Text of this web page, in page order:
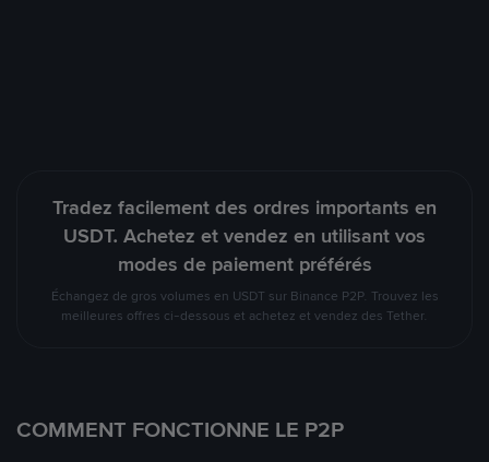
Tradez facilement des ordres importants en
USDT. Achetez et vendez en utilisant vos
modes de paiement préférés
Échangez de gros volumes en USDT sur Binance P2P. Trouvez les
meilleures offres ci-dessous et achetez et vendez des Tether.
COMMENT FONCTIONNE LE P2P